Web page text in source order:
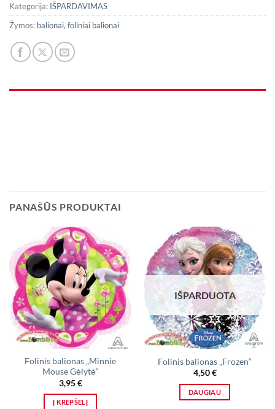
Kategorija: IŠPARDAVIMAS
Žymos: balionai, foliniai balionai
PANAŠŪS PRODUKTAI
Folinis balionas „Minnie
Mouse Gėlytė“
3,95€
Į KREPŠELĮ
IŠPARDUOTA
Folinis balionas „Frozen“
4,50€
DAUGIAU